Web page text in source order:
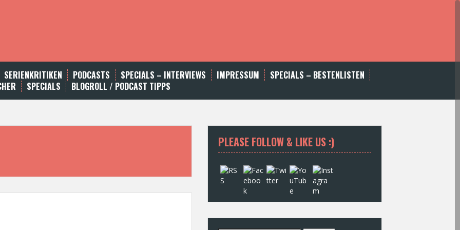
SERIENKRITIKEN PODCASTS SPECIALS – INTERVIEWS IMPRESSUM
SPECIALS – BESTENLISTEN
SPECIALS BLOGROLL / PODCAST TIPPS
PLEASE FOLLOW & LIKE US :)